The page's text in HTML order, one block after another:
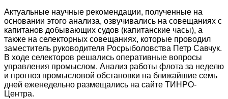
Актуальные научные рекомендации, полученные на
основании этого анализа, озвучивались на совещаниях с
капитанов добывающих судов (капитанские часы), а
также на селекторных совещаниях, которые проводил
заместитель руководителя Росрыболовства Петр Савчук.
В ходе селекторов решались оперативные вопросы
управления промыслом. Анализ работы флота за неделю
и прогноз промысловой обстановки на ближайшие семь
дней еженедельно размещались на сайте ТИНРО-
Центра.